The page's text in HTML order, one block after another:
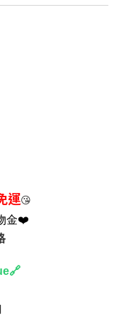
運😘
金❤️
🔗